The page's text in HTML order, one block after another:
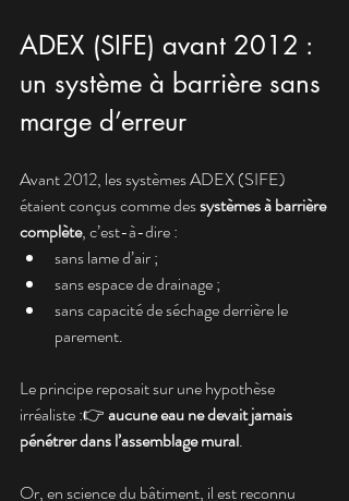
ADEX (SIFE) avant 2012 :
un système à barrière sans
marge d’erreur
Avant 2012, les systèmes ADEX (SIFE)
étaient conçus comme des systèmes à barrière
complète, c’est-à-dire :
sans lame d’air ;
sans espace de drainage ;
sans capacité de séchage derrière le
parement.
Le principe reposait sur une hypothèse
irréaliste :👉 aucune eau ne devait jamais
pénétrer dans l’assemblage mural.
Or, en science du bâtiment, il est reconnu